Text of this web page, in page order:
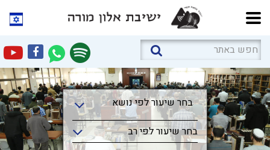
בחר שיעור לפי נושא
בחר שיעור לפי נושא
בחר שיעור לפי רב